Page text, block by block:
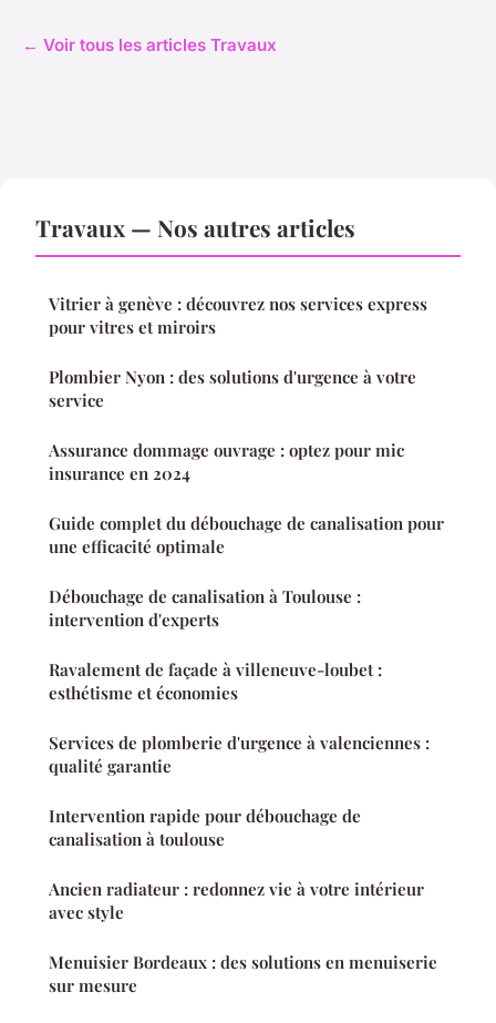
← Voir tous les articles Travaux
Travaux — Nos autres articles
Vitrier à genève : découvrez nos services express
pour vitres et miroirs
Plombier Nyon : des solutions d'urgence à votre
service
Assurance dommage ouvrage : optez pour mic
insurance en 2024
Guide complet du débouchage de canalisation pour
une efficacité optimale
Débouchage de canalisation à Toulouse :
intervention d'experts
Ravalement de façade à villeneuve-loubet :
esthétisme et économies
Services de plomberie d'urgence à valenciennes :
qualité garantie
Intervention rapide pour débouchage de
canalisation à toulouse
Ancien radiateur : redonnez vie à votre intérieur
avec style
Menuisier Bordeaux : des solutions en menuiserie
sur mesure